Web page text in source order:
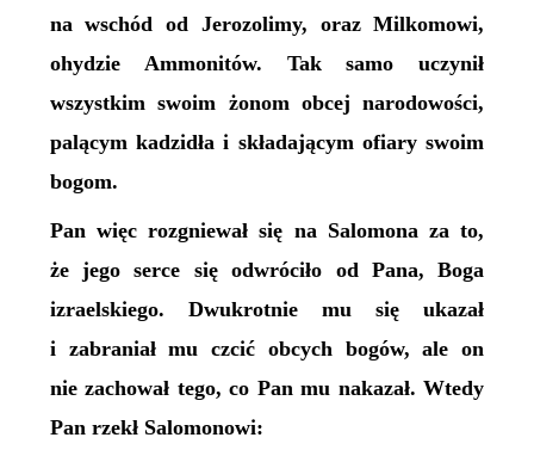
na wschód od Jerozolimy, oraz Milkomowi,
ohydzie Ammonitów. Tak samo uczynił
wszystkim swoim żonom obcej narodowości,
palącym kadzidła i składającym ofiary swoim
bogom.
Pan więc rozgniewał się na Salomona za to,
że jego serce się odwróciło od Pana, Boga
izraelskiego. Dwukrotnie mu się ukazał
i zabraniał mu czcić obcych bogów, ale on
nie zachował tego, co Pan mu nakazał. Wtedy
Pan rzekł Salomonowi: